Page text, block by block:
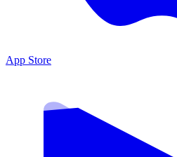
App Store